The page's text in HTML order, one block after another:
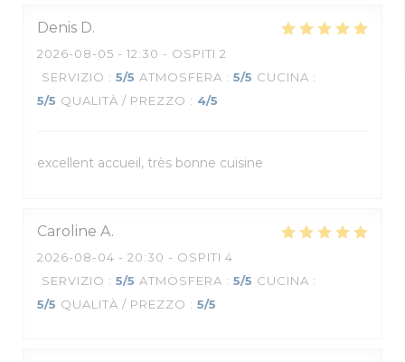
Denis D
2026-08-05 - 12:30 - OSPITI 2
SERVIZIO : 5/5 ATMOSFERA : 5/5 CUCINA :
5/5 QUALITÀ / PREZZO : 4/5
excellent accueil, très bonne cuisine
Caroline A
2026-08-04 - 20:30 - OSPITI 4
SERVIZIO : 5/5 ATMOSFERA : 5/5 CUCINA :
5/5 QUALITÀ / PREZZO : 5/5